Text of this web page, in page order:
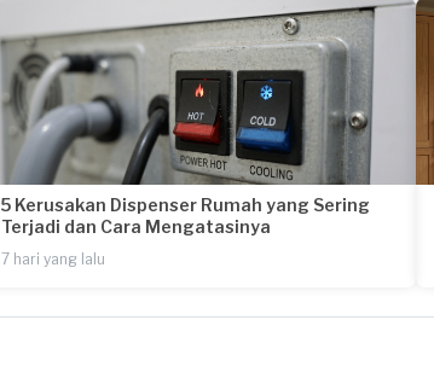
5 Kerusakan Dispenser Rumah yang Sering
Terjadi dan Cara Mengatasinya
7 hari yang lalu